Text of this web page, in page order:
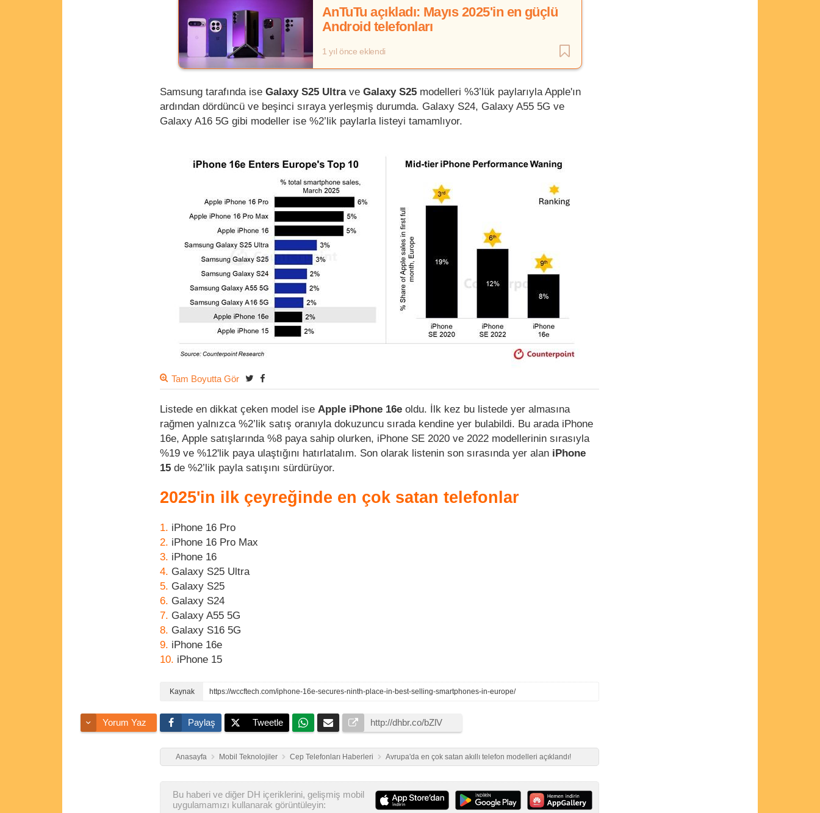
AnTuTu açıkladı: Mayıs 2025'in en güçlü
Android telefonları
1 yıl önce eklendi
Samsung tarafında ise Galaxy S25 Ultrave Galaxy S25 modelleri %3’lük paylarıyla Apple'ın
ardından dördüncü ve beşinci sıraya yerleşmiş durumda. Galaxy S24, Galaxy A55 5G ve
Galaxy A16 5G gibi modeller ise %2’lik paylarla listeyi tamamlıyor.
Tam Boyutta Gör
Listede en dikkat çeken model ise Apple iPhone 16e oldu. İlk kez bu listede yer almasına
rağmen yalnızca %2’lik satış oranıyla dokuzuncu sırada kendine yer bulabildi. Bu arada iPhone
16e, Apple satışlarında %8 paya sahip olurken, iPhone SE 2020 ve 2022 modellerinin sırasıyla
%19 ve %12'lik paya ulaştığını hatırlatalım. Son olarak listenin son sırasında yer alan iPhone
15 de %2’lik payla satışını sürdürüyor.
2025'in ilk çeyreğinde en çok satan telefonlar
iPhone 16 Pro
iPhone 16 Pro Max
iPhone 16
Galaxy S25 Ultra
Galaxy S25
Galaxy S24
Galaxy A55 5G
Galaxy S16 5G
iPhone 16e
iPhone 15
https://wccftech.com/iphone-16e-secures-ninth-place-in-best-selling-smartphones-in-europe/
Yorum Yaz Paylaş Tweetle
Anasayfa Mobil Teknolojiler Cep Telefonları Haberleri Avrupa'da en çok satan akıllı telefon modelleri açıklandı!
Bu haberi ve diğer DH içeriklerini, gelişmiş mobil
uygulamamızı kullanarak görüntüleyin: